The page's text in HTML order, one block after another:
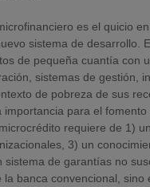
es el quicio
sistema de desarrollo.
de pequeña cuantía con
sistemas de gestión,
de pobreza de sus
para el fomento
requiere de 1)
3) un
de garantías no
banca convencional, sino